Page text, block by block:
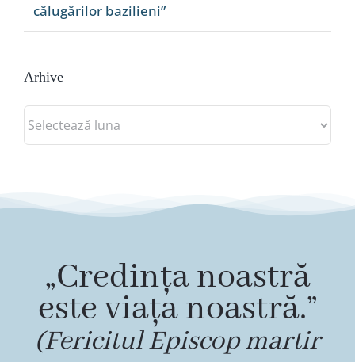
călugărilor bazilieni”
Arhive
Arhive
„Credința noastră
este viața noastră.”
(Fericitul Episcop martir